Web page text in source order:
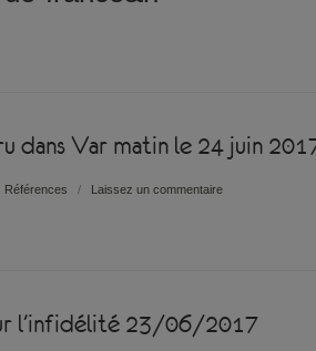
dans Var matin le 24 juin
Références / Laissez un commentaire
l’infidélité 23/06/2017